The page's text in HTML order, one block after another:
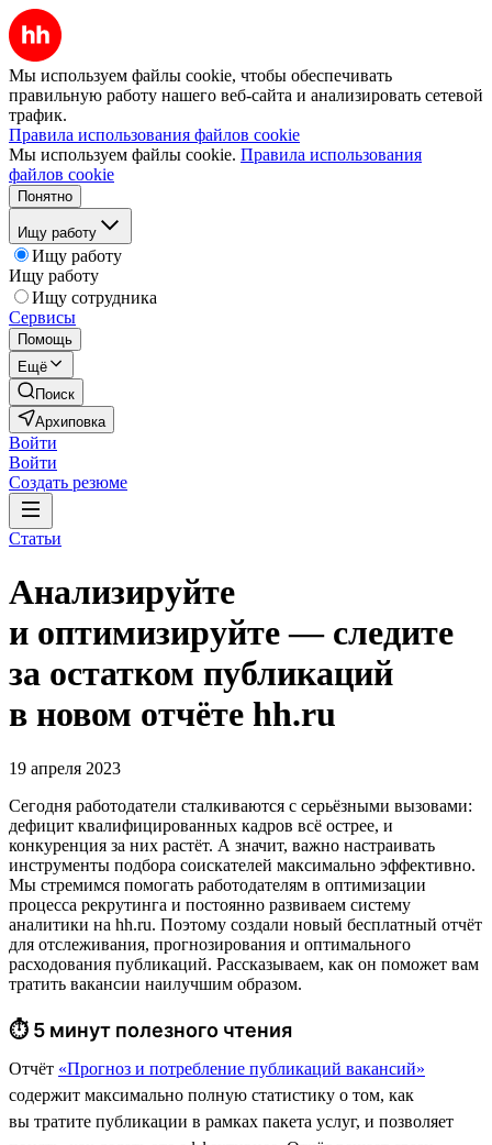
Мы используем файлы cookie, чтобы обеспечивать
правильную работу нашего веб-сайта и анализировать сетевой
трафик.
Правила использования файлов cookie
Мы используем файлы cookie. Правила использования
файлов cookie
Понятно
Ищу работу
Ищу работу
Ищу работу
Ищу сотрудника
Сервисы
Помощь
Ещё
Поиск
Архиповка
Войти
Войти
Создать резюме
Статьи
Анализируйте
и оптимизируйте — следите
за остатком публикаций
в новом отчёте hh.ru
19 апреля 2023
Сегодня работодатели сталкиваются с серьёзными вызовами:
дефицит квалифицированных кадров всё острее, и
конкуренция за них растёт. А значит, важно настраивать
инструменты подбора соискателей максимально эффективно.
Мы стремимся помогать работодателям в оптимизации
процесса рекрутинга и постоянно развиваем систему
аналитики на hh.ru. Поэтому создали новый бесплатный отчёт
для отслеживания, прогнозирования и оптимального
расходования публикаций. Рассказываем, как он поможет вам
тратить вакансии наилучшим образом.
⏱ 5 минут полезного чтения
Отчёт «Прогноз и потребление публикаций вакансий»
содержит максимально полную статистику о том, как
вы тратите публикации в рамках пакета услуг, и позволяет